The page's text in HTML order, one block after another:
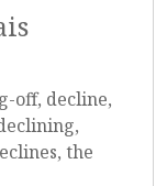
off, decline,
the